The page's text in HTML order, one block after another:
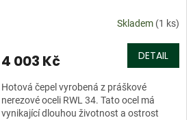
Skladem (1 ks)
4 003 Kč DETAIL
Hotová čepel vyrobená z práškové
nerezové oceli RWL 34. Tato ocel má
vynikající dlouhou životnost a ostrost